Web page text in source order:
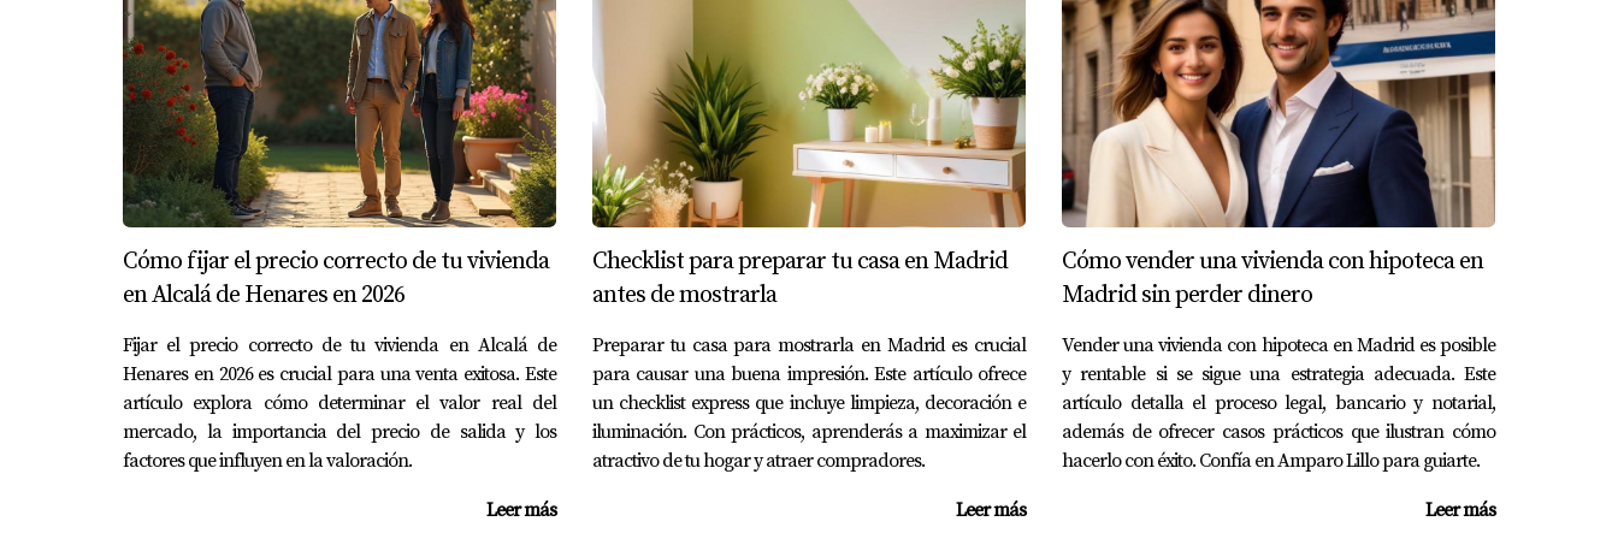
características similares, pero una estaba ubicada cerca de servicios públicos, como escuelas y transporte público, lo que aumentó su valor de mercado
en un 15%.
Estudio de caso 2: Costos de construcción en Málaga
En Málaga, se realizó una valoración utilizando el método de costes para una VPO nueva. Los costos de materiales y mano de obra actuales resultaron
en un valor significativo, que fue ajustado por la depreciación esperada a lo largo del tiempo, reflejando un enfoque consciente hacia el futuro.
Estudio de caso 3: Análisis de ingresos en Valencia
En Valencia, se utilizó el método de valoración de renta para una VPO destinada al alquiler. La expectativa de ingresos anuales, combinada con la
demanda de alquileres, permitió ajustar el valor de mercado de la propiedad, mostrando una proyección positiva para los siguientes años.
“El valor de mercado de una Vivienda de Protección Oficial no es solo un número; es el reflejo de oportunidades y aspiraciones de
quienes buscan un lugar para llamar hogar.”
PREGUNTAS FRECUENTES
Cómo fijar el precio correcto de tu vivienda
en Alcalá de Henares en 2026
Fijar el precio correcto de tu vivienda en Alcalá de
Henares en 2026 es crucial para una venta exitosa. Este
artículo explora cómo determinar el valor real del
mercado, la importancia del precio de salida y los
factores que influyen en la valoración.
Leer más
Checklist para preparar tu casa en Madrid
antes de mostrarla
Preparar tu casa para mostrarla en Madrid es crucial
para causar una buena impresión. Este artículo ofrece
un checklist express que incluye limpieza, decoración e
iluminación. Con prácticos, aprenderás a maximizar el
atractivo de tu hogar y atraer compradores.
Leer más
Cómo vender una vivienda con hipoteca en
Madrid sin perder dinero
Vender una vivienda con hipoteca en Madrid es posible
y rentable si se sigue una estrategia adecuada. Este
artículo detalla el proceso legal, bancario y notarial,
además de ofrecer casos prácticos que ilustran cómo
hacerlo con éxito. Confía en Amparo Lillo para guiarte.
Leer más